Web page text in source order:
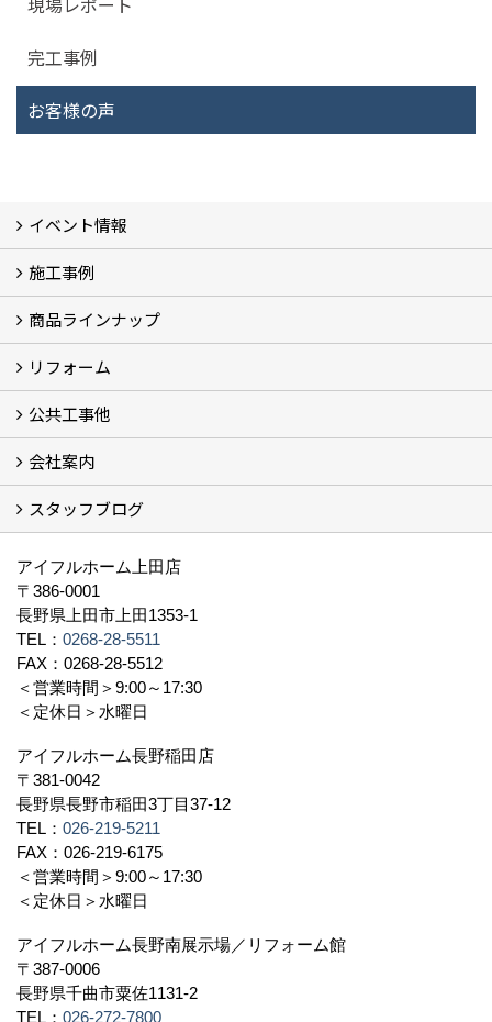
完工事例
お客様の声
イベント情報
イベント予告
過去のイベント
施工事例
フォトギャラリー
モデルハウス (7)
現場レポート
完工事例
お客様の声
商品ラインナップ
商品ラインアップ一覧
FAVO（フェイボ）【自由設計】
Lodina（ロディナ）【規格住宅】
全館空調システム
リフォーム
コンセプト (2)
選ばれる理由
施工実例（フォトギャラリー）
公共工事他
建築工事 実績
土木工事 実績
一般建築(別荘)
公共工事部スタッフ紹介
会社案内
社長挨拶
会社概要
採用情報
アクセス
スタッフ紹介
スタッフブログ
資格取得一覧
プライバシーポリシー
地域貢献 (3)
スタッフブログ
アイフルホーム上田店
〒386-0001
長野県上田市上田1353-1
TEL： 0268-28-5511
FAX：0268-28-5512
＜営業時間＞9:00～17:30
＜定休日＞水曜日
アイフルホーム長野稲田店
〒381-0042
長野県長野市稲田3丁目37-12
TEL： 026-219-5211
FAX：026-219-6175
＜営業時間＞9:00～17:30
＜定休日＞水曜日
アイフルホーム長野南展示場／リフォーム館
〒387-0006
長野県千曲市粟佐1131-2
TEL： 026-272-7800